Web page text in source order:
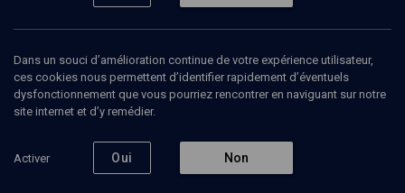
Parents, enfants,
(1/2)
Transmettre la Shoah et
expliquer les attentats
La famille juive en
L'éclairage des textes sur
des situations nouvelles
Dans un souci d’amélioration continue de votre expérience utilisateur,
ces cookies nous permettent d’identifier rapidement d’éventuels
dysfonctionnement que vous pourriez rencontrer en naviguant sur notre
site internet et d’y remédier.
Activer Oui Non